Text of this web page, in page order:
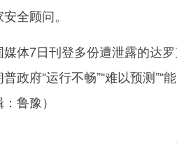
全顾问。
7日刊登多份遭泄露的达罗
政府“运行不畅”“难以预测
鲁豫）